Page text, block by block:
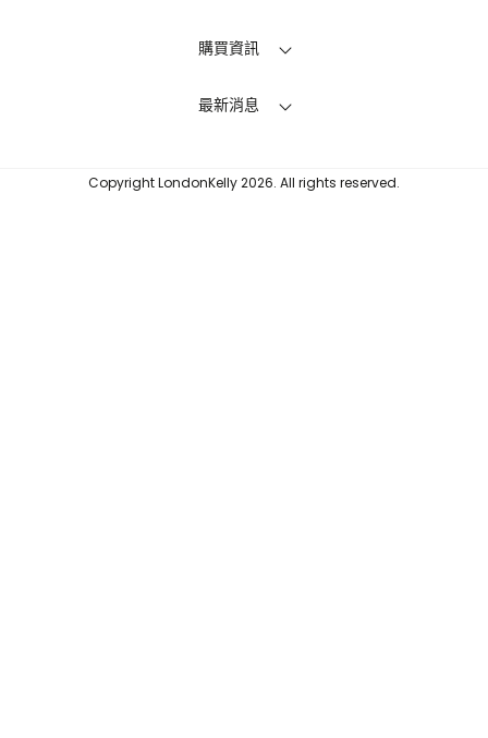
購買資訊
最新消息
Copyright LondonKelly 2026. All rights reserved.